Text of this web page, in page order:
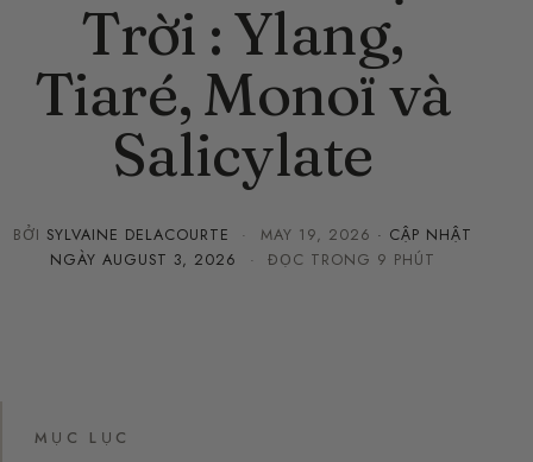
Trời : Ylang,
Tiaré, Monoï và
Salicylate
BỞI SYLVAINE DELACOURTE · MAY 19, 2026 · CẬP NHẬT
NGÀYAUGUST 3, 2026 · ĐỌC TRONG 9 PHÚT
MỤC LỤC